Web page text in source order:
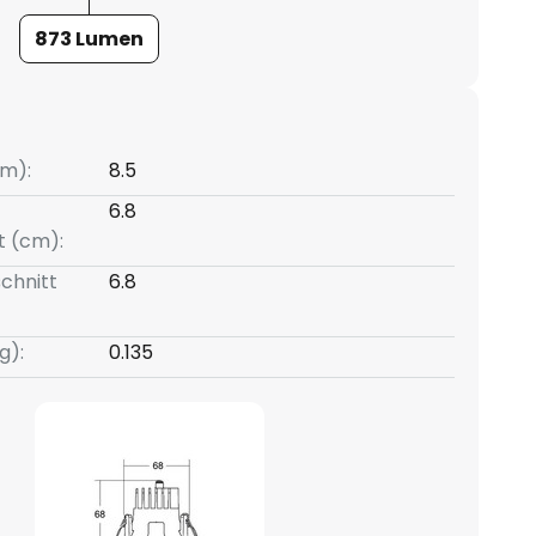
873 Lumen
8.5
(cm):
6.8
6.8
0.135